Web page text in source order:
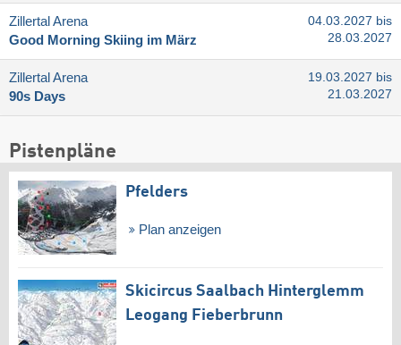
Zillertal Arena
Good Morning Skiing im März
04.03.2027 bis
28.03.2027
Zillertal Arena
90s Days
19.03.2027 bis
21.03.2027
Pistenpläne
Pfelders
Plan anzeigen
Skicircus Saalbach Hinterglemm
Leogang Fieberbrunn